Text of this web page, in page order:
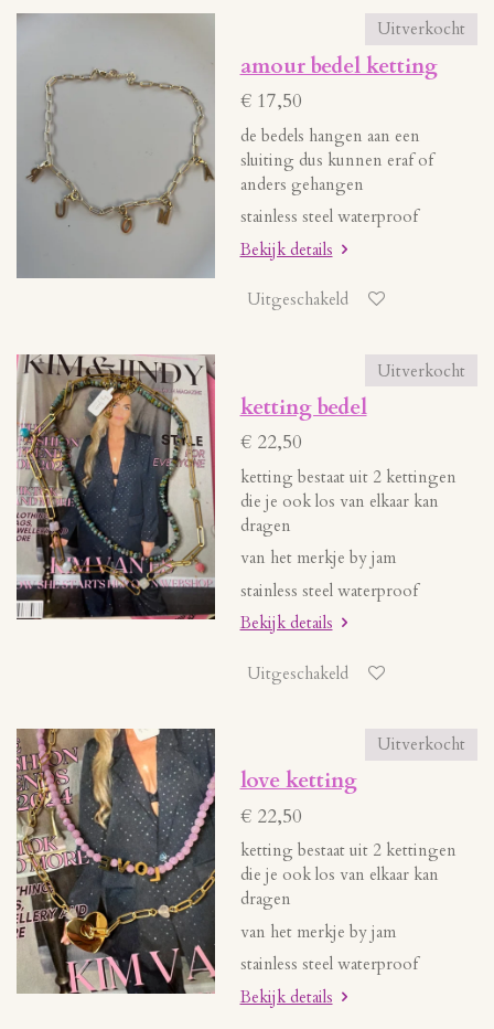
Uitverkocht
amour bedel ketting
€ 17,50
de bedels hangen aan een
sluiting dus kunnen eraf of
anders gehangen
stainless steel waterproof
Bekijk details
Uitgeschakeld
Uitverkocht
ketting bedel
€ 22,50
ketting bestaat uit 2 kettingen
die je ook los van elkaar kan
dragen
van het merkje by jam
stainless steel waterproof
Bekijk details
Uitgeschakeld
Uitverkocht
love ketting
€ 22,50
ketting bestaat uit 2 kettingen
die je ook los van elkaar kan
dragen
van het merkje by jam
stainless steel waterproof
Bekijk details